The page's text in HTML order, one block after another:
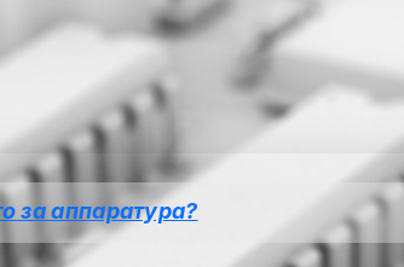
за аппаратура?